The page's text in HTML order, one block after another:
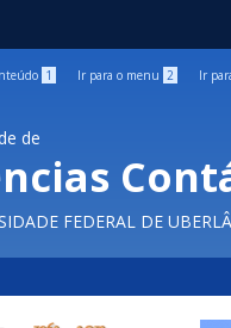
1 Ir para o menu 2 Ir
de
FEDERAL DE